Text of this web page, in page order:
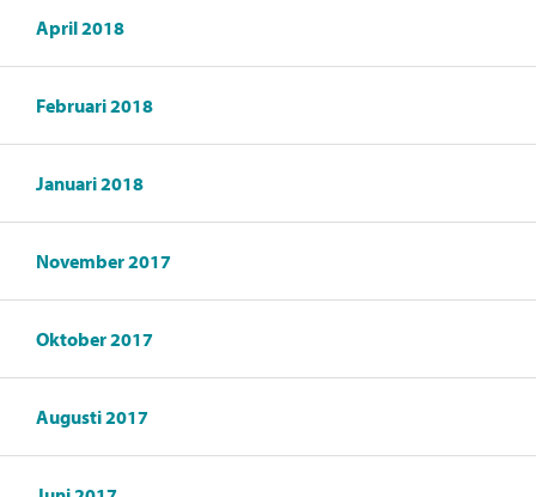
April 2018
Februari 2018
Januari 2018
November 2017
Oktober 2017
Augusti 2017